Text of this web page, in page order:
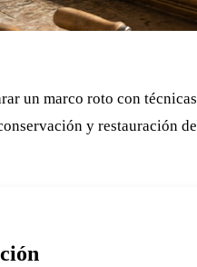
un marco roto con
y restauración